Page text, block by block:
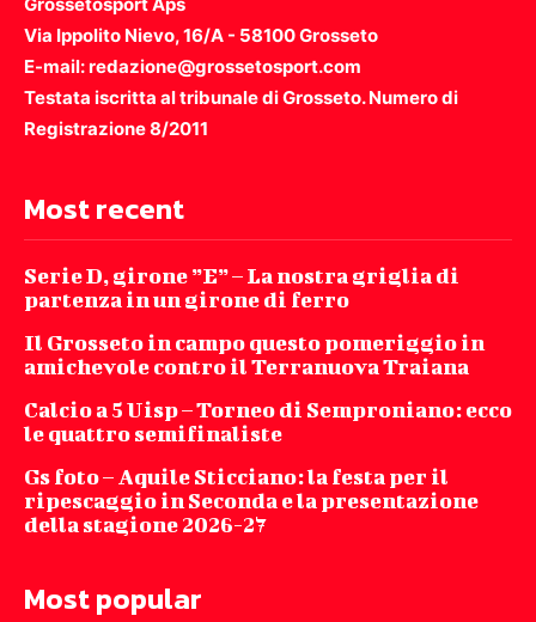
Grossetosport Aps
Via Ippolito Nievo, 16/A - 58100 Grosseto
E-mail: redazione@grossetosport.com
Testata iscritta al tribunale di Grosseto. Numero di
Registrazione 8/2011
Most recent
Serie D, girone ”E” – La nostra griglia di
partenza in un girone di ferro
Il Grosseto in campo questo pomeriggio in
amichevole contro il Terranuova Traiana
Calcio a 5 Uisp – Torneo di Semproniano: ecco
le quattro semifinaliste
Gs foto – Aquile Sticciano: la festa per il
ripescaggio in Seconda e la presentazione
della stagione 2026-27
Most popular